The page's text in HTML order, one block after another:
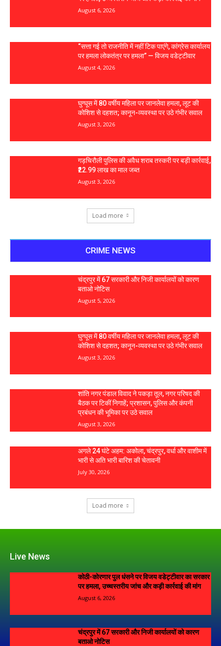
August 6, 2026
“सत्ता गई तो राजनीति में नहीं टिक पाएंगे, कांग्रेस कार्यालय
पर हमला लोकतंत्र पर हमला” — विजय वडेट्टीवार
August 4, 2026
घुग्घूस में 80 वर्षीय महिला पर जानलेवा हमला, लूट की
कोशिश से दहशत; कानून-व्यवस्था पर उठे गंभीर सवाल
August 3, 2026
गड़चिरौली पुलिस की अवैध शराब तस्करी पर बड़ी कार्रवाई,
₹22.99 लाख का माल जब्त
August 3, 2026
Load more
CRIME NEWS
चंद्रपुर में 67 सरकारी और निजी कार्यालयों को कारण
बताओ नोटिस
August 5, 2026
घुग्घूस में 80 वर्षीय महिला पर जानलेवा हमला, लूट की
कोशिश से दहशत; कानून-व्यवस्था पर उठे गंभीर सवाल
August 3, 2026
शांति नगर पंडाल विवाद ने पकड़ा तूल, नगर परिषद की
बैठक पर टिकीं निगाहें; प्रशासन, पुलिस और कंपनी
प्रबंधन की भूमिका पर उठे सवाल
August 3, 2026
अगले 24 घंटे अहम: अकोला, चंद्रपुर, वर्धा और वाशीम में
भारी से अति भारी बारिश की चेतावनी
July 30, 2026
Load more
Live News
कोठी-कोरणार पुल धंसने पर विजय वडेट्टीवार का सरकार
पर हमला, उच्चस्तरीय जांच और कड़ी कार्रवाई की मांग
August 6, 2026
चंद्रपुर में 67 सरकारी और निजी कार्यालयों को कारण
बताओ नोटिस